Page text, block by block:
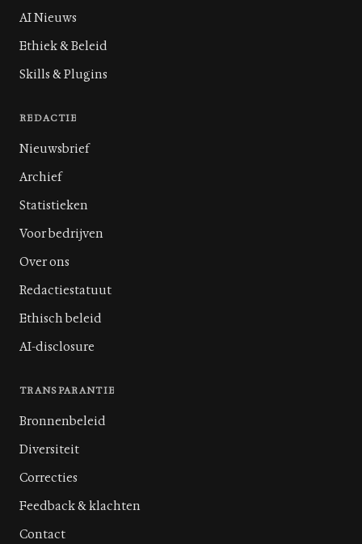
AI Nieuws
Ethiek & Beleid
Skills & Plugins
REDACTIE
Nieuwsbrief
Archief
Statistieken
Voor bedrijven
Over ons
Redactiestatuut
Ethisch beleid
AI-disclosure
TRANSPARANTIE
Bronnenbeleid
Diversiteit
Correcties
Feedback & klachten
Contact